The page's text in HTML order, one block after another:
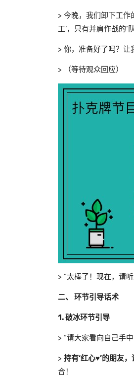
> 今晚，我们卸下工作
工’，只有并肩作战的‘
> 你，准备好了吗？让
> （等待观众回应）
> “太棒了！现在，请
二、 环节引导话术
1. 破冰环节引导
> “请大家看向自己手
> 持有‘红心♥️’的朋友
合！